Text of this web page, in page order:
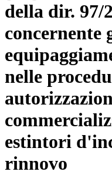
della dir. 97/
concernente
nelle
estintori
rinnovo